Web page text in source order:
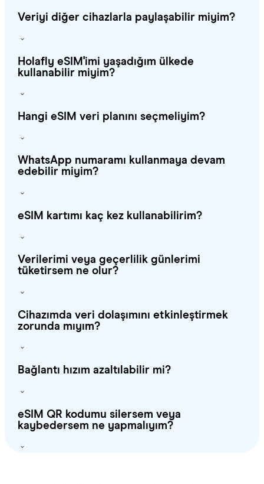
Veriyi diğer cihazlarla paylaşabilir miyim?
Holafly eSIM'imi yaşadığım ülkede
kullanabilir miyim?
Hangi eSIM veri planını seçmeliyim?
WhatsApp numaramı kullanmaya devam
edebilir miyim?
eSIM kartımı kaç kez kullanabilirim?
Verilerimi veya geçerlilik günlerimi
tüketirsem ne olur?
Cihazımda veri dolaşımını etkinleştirmek
zorunda mıyım?
Bağlantı hızım azaltılabilir mi?
eSIM QR kodumu silersem veya
kaybedersem ne yapmalıyım?